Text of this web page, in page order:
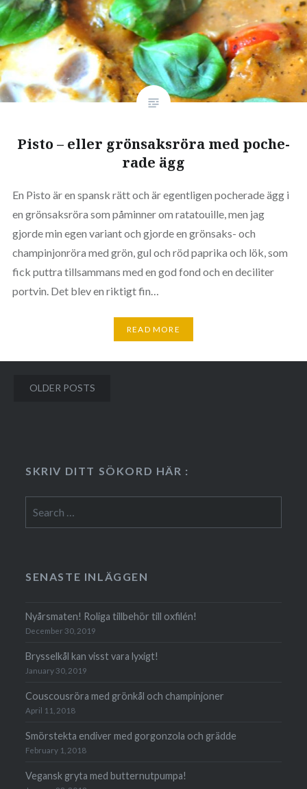
Pisto – eller grön­saks­röra med poche­
rade ägg
En Pisto är en spansk rätt och är egentligen pocherade ägg i
en grönsaksröra som påminner om ratatouille, men jag
gjorde min egen variant och gjorde en grönsaks- och
champinjonröra med grön, gul och röd paprika och lök, som
fick puttra tillsammans med en god fond och en deciliter
portvin. Det blev en riktigt fin…
READ MORE
Posts
OLDER POSTS
SKRIV DITT SÖKORD HÄR :
for:
SENASTE INLÄGGEN
Nyårsmaten! Roliga tillbehör till oxfilén!
December 30, 2019
Brysselkål kan visst vara lyxigt!
January 30, 2019
Couscousröra med grönkål och champinjoner
April 11, 2018
Smörstekta endiver med gorgonzola och grädde
February 1, 2018
Vegansk gryta med butternutpumpa!